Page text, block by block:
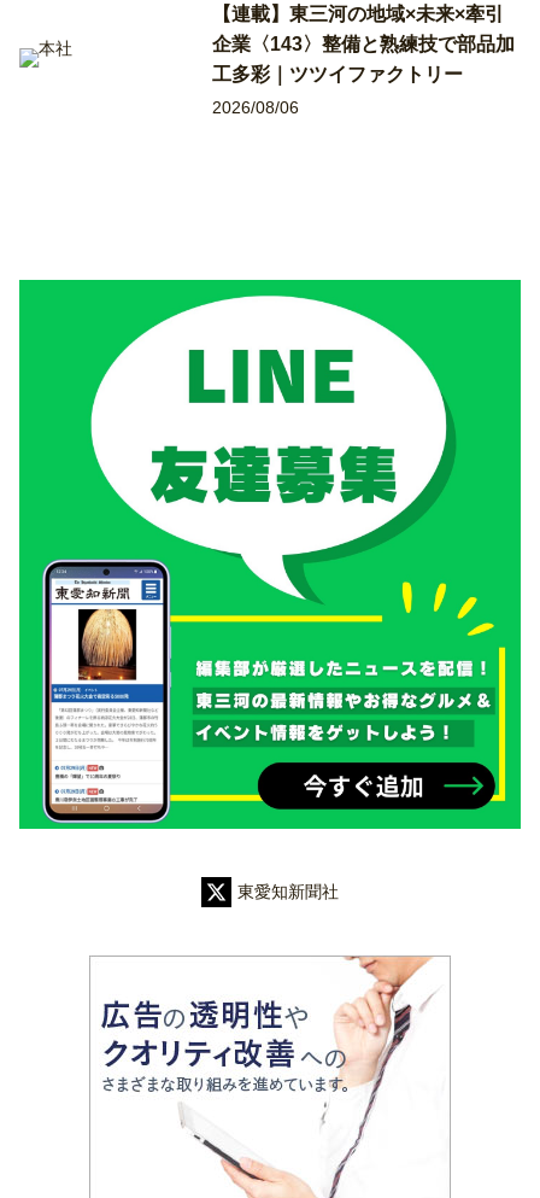
【連載】東三河の地域×未来×牽引
企業〈143〉整備と熟練技で部品加
工多彩｜ツツイファクトリー
2026/08/06
東愛知新聞社